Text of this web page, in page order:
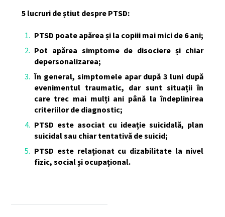
5 lucruri de știut despre PTSD:
PTSD poate apărea și la copiii mai mici de 6 ani;
Pot apărea simptome de disociere și chiar
depersonalizarea;
În general, simptomele apar după 3 luni după
evenimentul traumatic, dar sunt situații în
care trec mai mulți ani până la îndeplinirea
criteriilor de diagnostic;
PTSD este asociat cu ideație suicidală, plan
suicidal sau chiar tentativă de suicid;
PTSD este relaționat cu dizabilitate la nivel
fizic, social și ocupațional.